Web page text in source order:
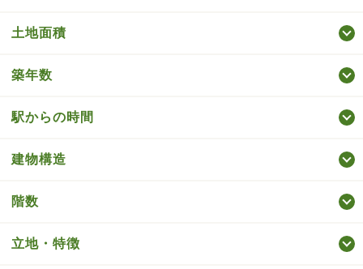
土地面積
築年数
駅からの時間
建物構造
階数
立地・特徴